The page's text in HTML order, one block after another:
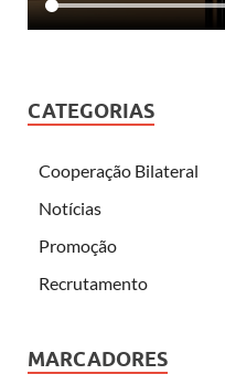
CATEGORIAS
Cooperação Bilateral
Notícias
Promoção
Recrutamento
MARCADORES